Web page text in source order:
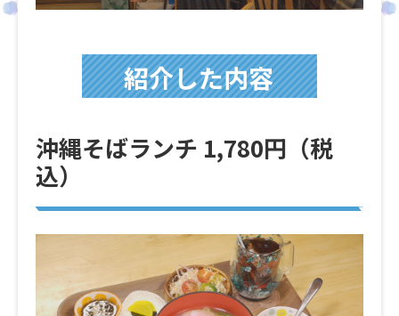
紹介した内容
沖縄そばランチ 1,780円（税
込）